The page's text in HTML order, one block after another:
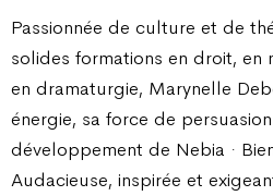
Passionnée de culture et de
solides formations en droit,
en dramaturgie, Marynelle
énergie, sa force de
développement de Nebia ·
Audacieuse, inspirée et